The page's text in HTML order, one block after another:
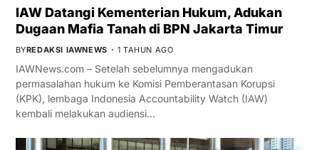
IAW Datangi Kementerian Hukum, Adukan
Dugaan Mafia Tanah di BPN Jakarta Timur
BYREDAKSI IAWNEWS 1 TAHUN AGO
IAWNews.com – Setelah sebelumnya mengadukan
permasalahan hukum ke Komisi Pemberantasan Korupsi
(KPK), lembaga Indonesia Accountability Watch (IAW)
kembali melakukan audiensi…